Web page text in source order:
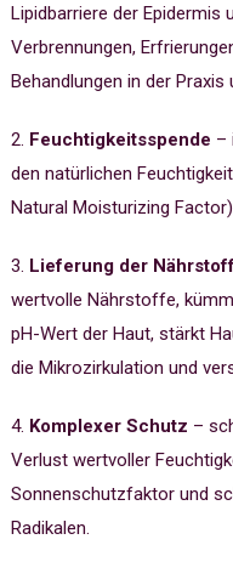
Lipidbarriere der Epidermis
Verbrennungen,
Behandlungen in der
2. Feuchtigkeitsspende –
den natürlichen
Natural Moisturizing
3. Lieferung der
wertvolle Nährstoffe,
pH-Wert der Haut, stärkt
die Mikrozirkulation und
4. Komplexer Schutz –
Verlust wertvoller
Sonnenschutzfaktor und
Radikalen.